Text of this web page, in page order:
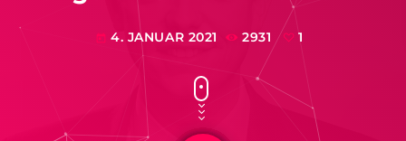
today 4. JANUAR 2021 2931 1